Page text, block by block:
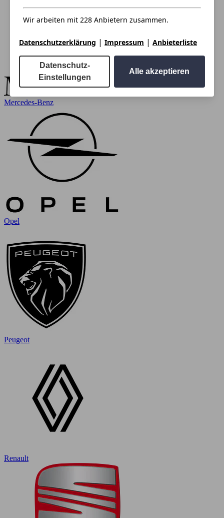
Mercedes-Benz
Opel
Peugeot
Renault
Wir arbeiten mit 228 Anbietern zusammen.
Datenschutzerklärung | Impressum | Anbieterliste
Datenschutz-
Einstellungen
Alle akzeptieren